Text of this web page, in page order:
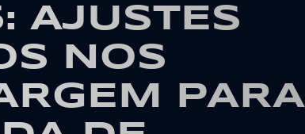
AJUSTES
NOS
PARA